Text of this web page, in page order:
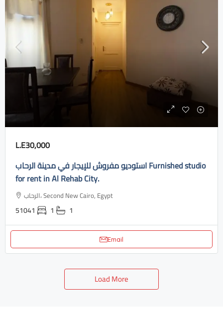
L.E30,000
استوديو مفروش للإيجار في مدينة الرحاب Furnished studio
for rent in Al Rehab City.
الرحاب، Second New Cairo, Egypt
51041 1 1
Email
Load More